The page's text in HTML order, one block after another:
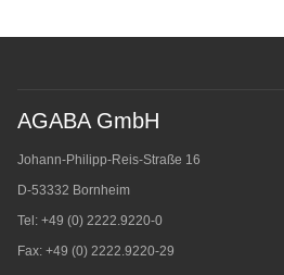
AGABA GmbH
Johann-Philipp-Reis-Straße 16
D-53332 Bornheim
Tel: +49 (0) 2222.9220-0
Fax: +49 (0) 2222.9220-29